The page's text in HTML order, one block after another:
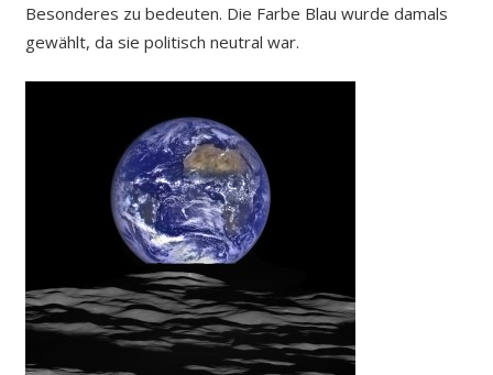
Besonderes zu bedeuten. Die Farbe Blau wurde damals
gewählt, da sie politisch neutral war.